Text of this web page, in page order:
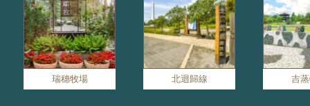
瑞穗牧場 北迴歸線 吉